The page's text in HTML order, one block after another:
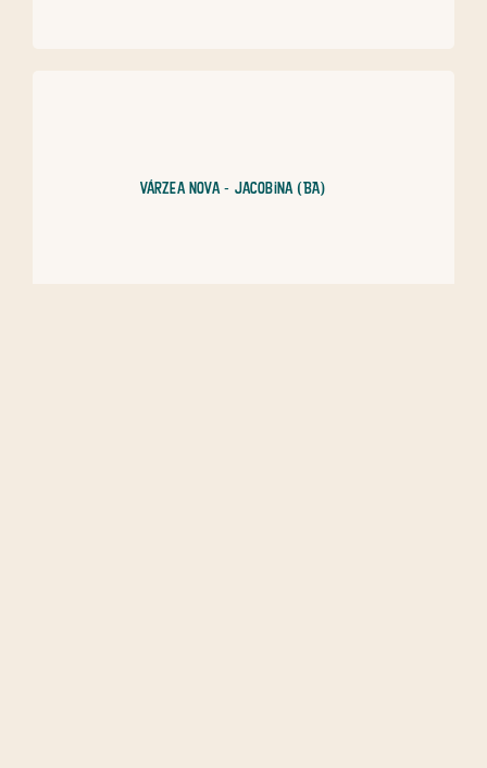
Várzea Nova - Jacobina (BA)